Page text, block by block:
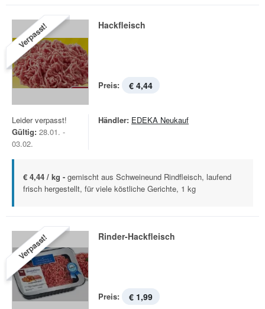
Verpasst! Hackfleisch
Preis: € 4,44
Leider verpasst!
Gültig: 28.01. -
03.02.
Händler: EDEKA Neukauf
€ 4,44 / kg - gemischt aus Schweineund Rindfleisch, laufend
frisch hergestellt, für viele köstliche Gerichte, 1 kg
Verpasst! Rinder-Hackfleisch
Preis: € 1,99